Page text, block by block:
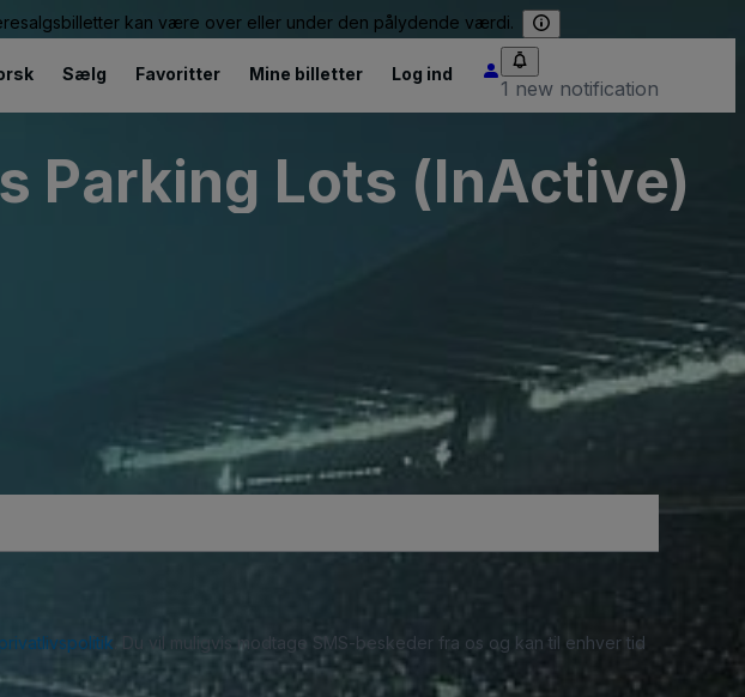
kan være over eller under den pålydende værdi.
Sælg Favoritter Mine billetter Log ind
1 new notification
Parking Lots (InActive)
privatlivspolitik . Du vil muligvis modtage SMS-beskeder fra os og kan til enhver tid